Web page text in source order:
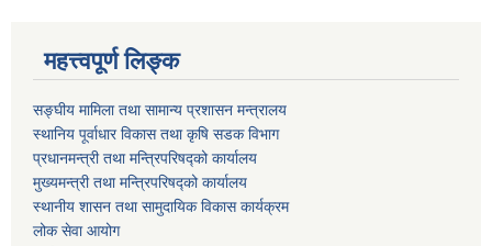
महत्त्वपूर्ण लिङ्क
सङ्घीय मामिला तथा सामान्य प्रशासन मन्त्रालय
स्थानिय पूर्वाधार विकास तथा कृषि सडक विभाग
प्रधानमन्त्री तथा मन्त्रिपरिषद्को कार्यालय
मुख्यमन्त्री तथा मन्त्रिपरिषद्को कार्यालय
स्थानीय शासन तथा सामुदायिक विकास कार्यक्रम
लोक सेवा आयोग